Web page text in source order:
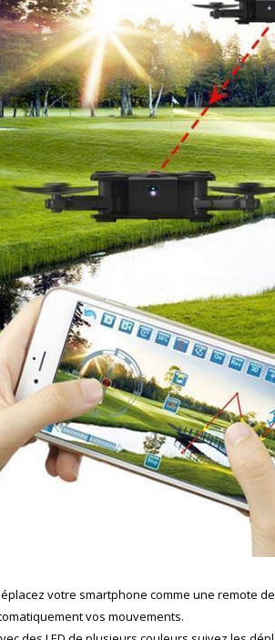
éplacez votre smartphone comme une remote
vos mouvements.